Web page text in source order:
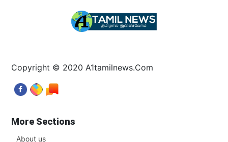
Copyright © 2020 A1tamilnews.Com
More Sections
About us